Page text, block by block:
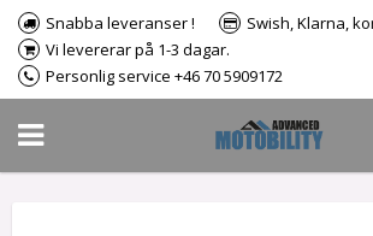
Snabba leveranser !
Swish, Klarna,
Vi levererar på 1-3 dagar.
Personlig service +46 70 5909172